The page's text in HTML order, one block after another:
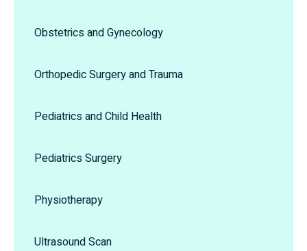
Obstetrics and Gynecology
Orthopedic Surgery and Trauma
Pediatrics and Child Health
Pediatrics Surgery
Physiotherapy
Ultrasound Scan